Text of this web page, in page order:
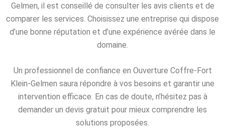
Gelmen, il est conseillé de consulter les avis clients et de
comparer les services. Choisissez une entreprise qui dispose
d’une bonne réputation et d’une expérience avérée dans le
domaine.
Un professionnel de confiance en Ouverture Coffre-Fort
Klein-Gelmen saura répondre à vos besoins et garantir une
intervention efficace. En cas de doute, n’hésitez pas à
demander un devis gratuit pour mieux comprendre les
solutions proposées.